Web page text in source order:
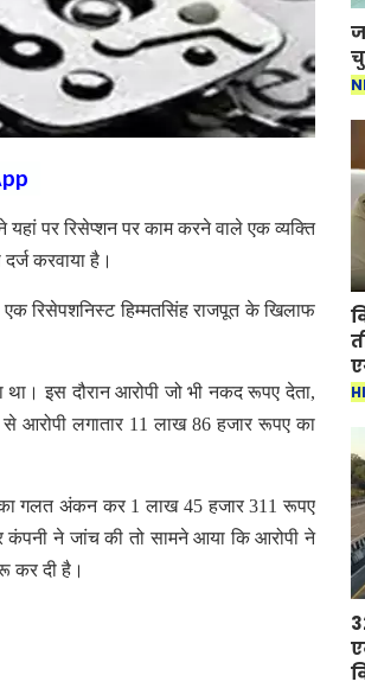
यहां पर रिसेप्शन पर काम करने वाले एक व्यक्ति
करवाया है।
रिसेपशनिस्ट हिम्मतसिंह राजपूत के खिलाफ
था। इस दौरान आरोपी जो भी नकद रूपए देता,
लगातार 11 लाख 86 हजार रूपए का
गलत अंकन कर 1 लाख 45 हजार 311 रूपए
ने जांच की तो सामने आया कि आरोपी ने
कर दी है।